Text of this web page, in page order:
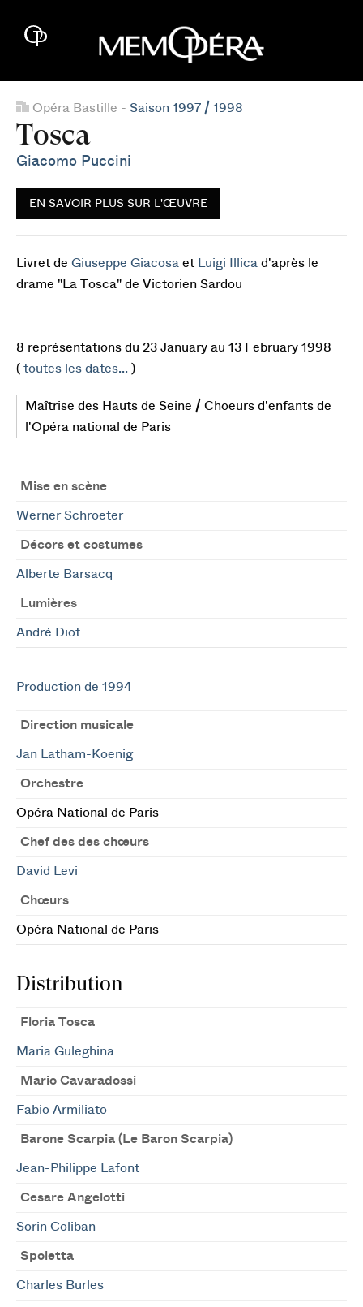
Opéra Bastille - Saison 1997 / 1998
Tosca
Giacomo Puccini
EN SAVOIR PLUS SUR L'ŒUVRE
Livret de Giuseppe Giacosa et Luigi Illica d'après le
drame "La Tosca" de Victorien Sardou
8 représentations du 23 January au 13 February 1998
( toutes les dates... )
Maîtrise des Hauts de Seine / Choeurs d'enfants de
l'Opéra national de Paris
Mise en scène
Werner Schroeter
Décors et costumes
Alberte Barsacq
Lumières
André Diot
Production de 1994
Direction musicale
Jan Latham-Koenig
Orchestre
Opéra National de Paris
Chef des des chœurs
David Levi
Chœurs
Opéra National de Paris
Distribution
Floria Tosca
Maria Guleghina
Mario Cavaradossi
Fabio Armiliato
Barone Scarpia (Le Baron Scarpia)
Jean-Philippe Lafont
Cesare Angelotti
Sorin Coliban
Spoletta
Charles Burles